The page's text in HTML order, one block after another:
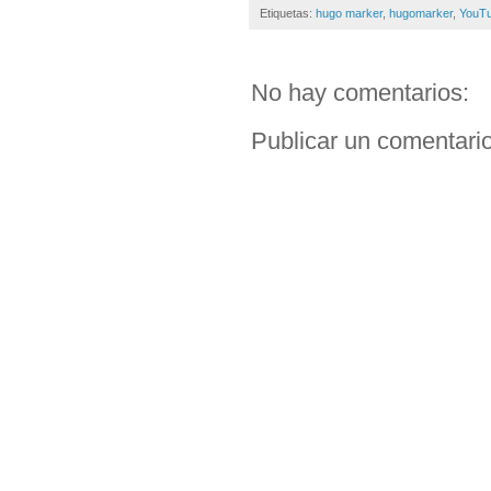
Etiquetas: hugo marker, hugomarker,
No hay comentarios:
Publicar un